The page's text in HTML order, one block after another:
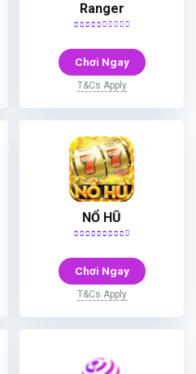
Ranger
Chơi Ngay
T&Cs Apply
NỔ HŨ
Chơi Ngay
T&Cs Apply